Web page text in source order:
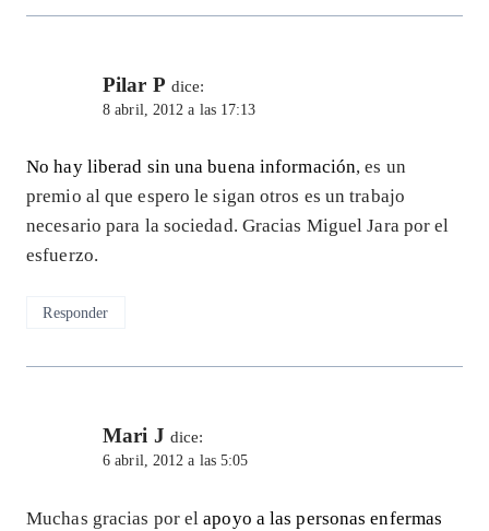
Pilar P dice:
8 abril, 2012 a las 17:13
No hay liberad sin una buena información, es un
premio al que espero le sigan otros es un trabajo
necesario para la sociedad. Gracias Miguel Jara por el
esfuerzo.
Responder
Mari J dice:
6 abril, 2012 a las 5:05
Muchas gracias por elapoyo a las personas enfermas